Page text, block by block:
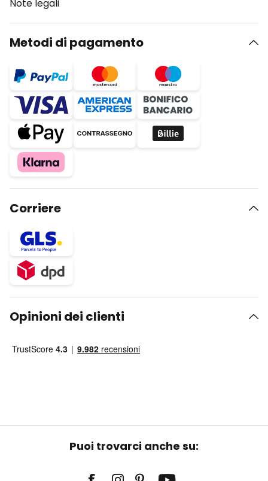
Note legali
Metodi di pagamento
Corriere
Opinioni dei clienti
Puoi trovarci anche su: